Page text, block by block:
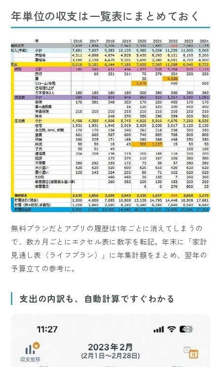
年単位の収支は一覧表にまとめておく
無料プランだとアプリの履歴は1年ごとに消えてしまうの
で、数カ月ごとにエクセル表に数字を転記。年末に「家計
見通し表（ライフプラン）」に年集計額をまとめ、翌年の
予算立ての参考に。
支出の内訳も、自動計算ですぐわかる